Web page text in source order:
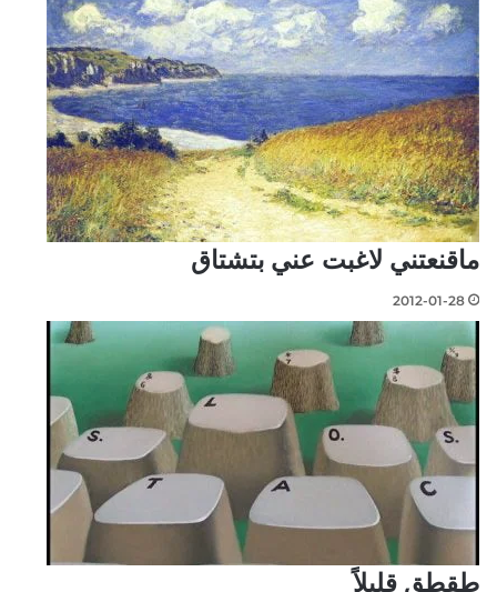
ماقنعتني لاغبت عني بتشتاق
2012-01-28
طقطق قليلاً